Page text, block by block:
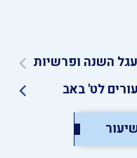
השנה ופרשיות
לט' באב